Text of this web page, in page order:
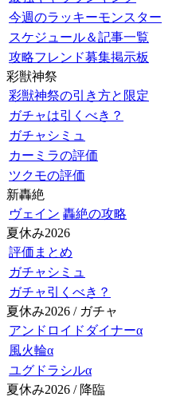
今週のラッキーモンスター
スケジュール＆記事一覧
攻略フレンド募集掲示板
彩獣神祭
彩獣神祭の引き方と限定
ガチャは引くべき？
ガチャシミュ
カーミラの評価
ツクモの評価
新轟絶
ヴェイン 轟絶の攻略
夏休み2026
評価まとめ
ガチャシミュ
ガチャ引くべき？
夏休み2026 / ガチャ
アンドロイドダイナーα
風火輪α
ユグドラシルα
夏休み2026 / 降臨